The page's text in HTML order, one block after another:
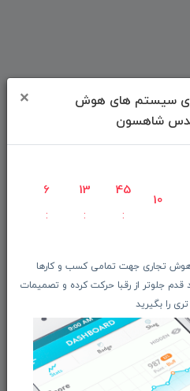
سیستم های هوش
×
6 13 45
10
هوش تجاری جهت تمامی کسب و کارها
جلوتر از رقبا حرکت کرده و تصمیمات
را بگیرید
ما باخبر شوید: